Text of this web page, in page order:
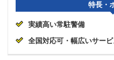
特長・
実績高い常駐警備
全国対応可・幅広いサービ